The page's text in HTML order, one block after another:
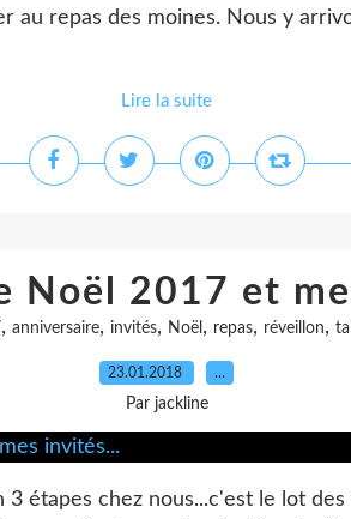
au repas des moines. Nous y
Lire la suite
Noël 2017 et
, anniversaire, invités, Noël, repas, réveillon,
23.01.2018 …
Par jackline
étapes chez nous...c'est le lot des